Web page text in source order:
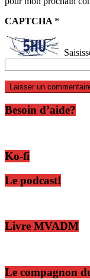
CAPTCHA *
Besoin d’aide?
Ko-fi
Le podcast!
Livre MVADM
Le compagnon